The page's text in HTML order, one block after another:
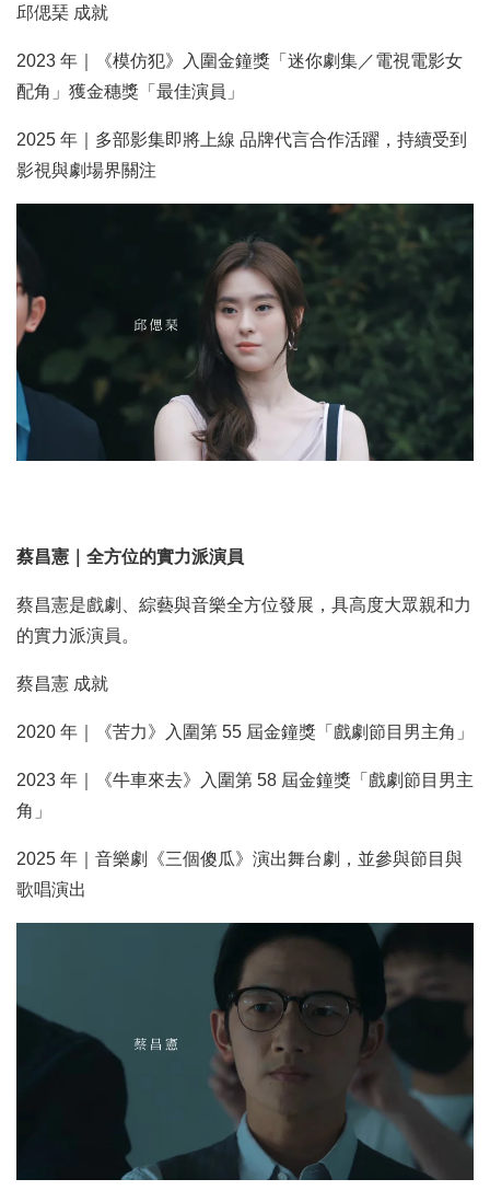
邱偲琹 成就
2023 年｜《模仿犯》入圍金鐘獎「迷你劇集／電視電影女
配角」獲金穗獎「最佳演員」
2025 年｜多部影集即將上線 品牌代言合作活躍，持續受到
影視與劇場界關注
蔡昌憲｜全方位的實力派演員
蔡昌憲是戲劇、綜藝與音樂全方位發展，具高度大眾親和力
的實力派演員。
蔡昌憲 成就
2020 年｜《苦力》入圍第 55 屆金鐘獎「戲劇節目男主角」
2023 年｜《牛車來去》入圍第 58 屆金鐘獎「戲劇節目男主
角」
2025 年｜音樂劇《三個傻瓜》演出舞台劇，並參與節目與
歌唱演出